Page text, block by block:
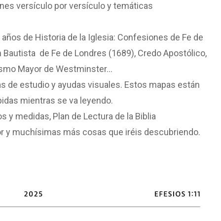
versículo por versículo y temáticas
de Historia de la Iglesia: Confesiones de Fe de
de Fe de Londres (1689), Credo Apostólico,
Mayor de Westminster…
de estudio y ayudas visuales. Estos mapas están
mientras se va leyendo.
y medidas, Plan de Lectura de la Biblia
y muchísimas más cosas que iréis descubriendo.